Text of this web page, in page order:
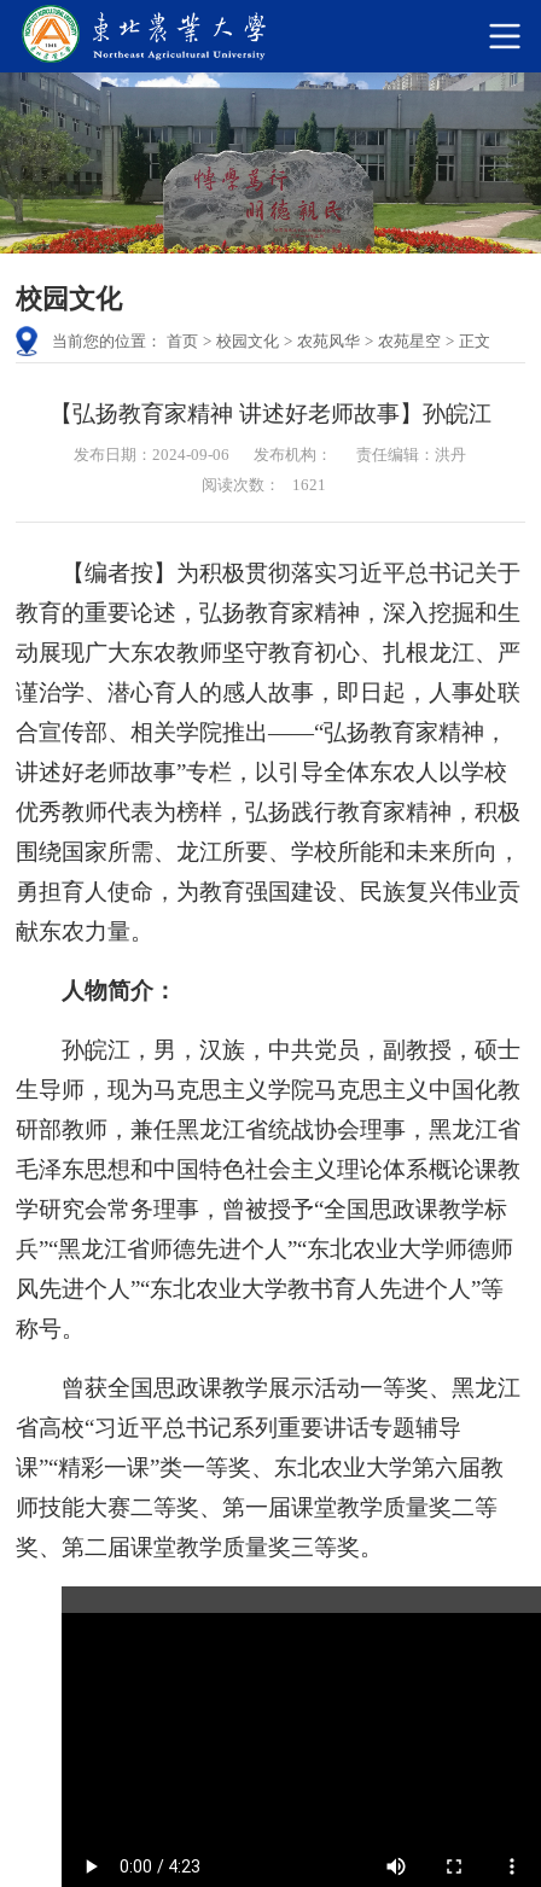
校园文化
当前您的位置： 首页 > 校园文化 > 农苑风华 > 农苑星空 > 正文
【弘扬教育家精神 讲述好老师故事】孙皖江
发布日期：2024-09-06 发布机构：
责任编辑：洪丹
阅读次数：
1621
【编者按】为积极贯彻落实习近平总书记关于
教育的重要论述，弘扬教育家精神，深入挖掘和生
动展现广大东农教师坚守教育初心、扎根龙江、严
谨治学、潜心育人的感人故事，即日起，人事处联
合宣传部、相关学院推出——“弘扬教育家精神，
讲述好老师故事”专栏，以引导全体东农人以学校
优秀教师代表为榜样，弘扬践行教育家精神，积极
围绕国家所需、龙江所要、学校所能和未来所向，
勇担育人使命，为教育强国建设、民族复兴伟业贡
献东农力量。
人物简介：
孙皖江，男，汉族，中共党员，副教授，硕士
生导师，现为马克思主义学院马克思主义中国化教
研部教师，兼任黑龙江省统战协会理事，黑龙江省
毛泽东思想和中国特色社会主义理论体系概论课教
学研究会常务理事，曾被授予“全国思政课教学标
兵”“黑龙江省师德先进个人”“东北农业大学师德师
风先进个人”“东北农业大学教书育人先进个人”等
称号。
曾获全国思政课教学展示活动一等奖、黑龙江
省高校“习近平总书记系列重要讲话专题辅导
课”“精彩一课”类一等奖、东北农业大学第六届教
师技能大赛二等奖、第一届课堂教学质量奖二等
奖、第二届课堂教学质量奖三等奖。